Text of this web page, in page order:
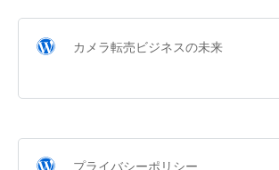
カメラ転売ビジネスの未来
プライバシーポリシー